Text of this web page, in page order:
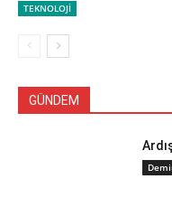
TEKNOLOJİ
GÜNDEM